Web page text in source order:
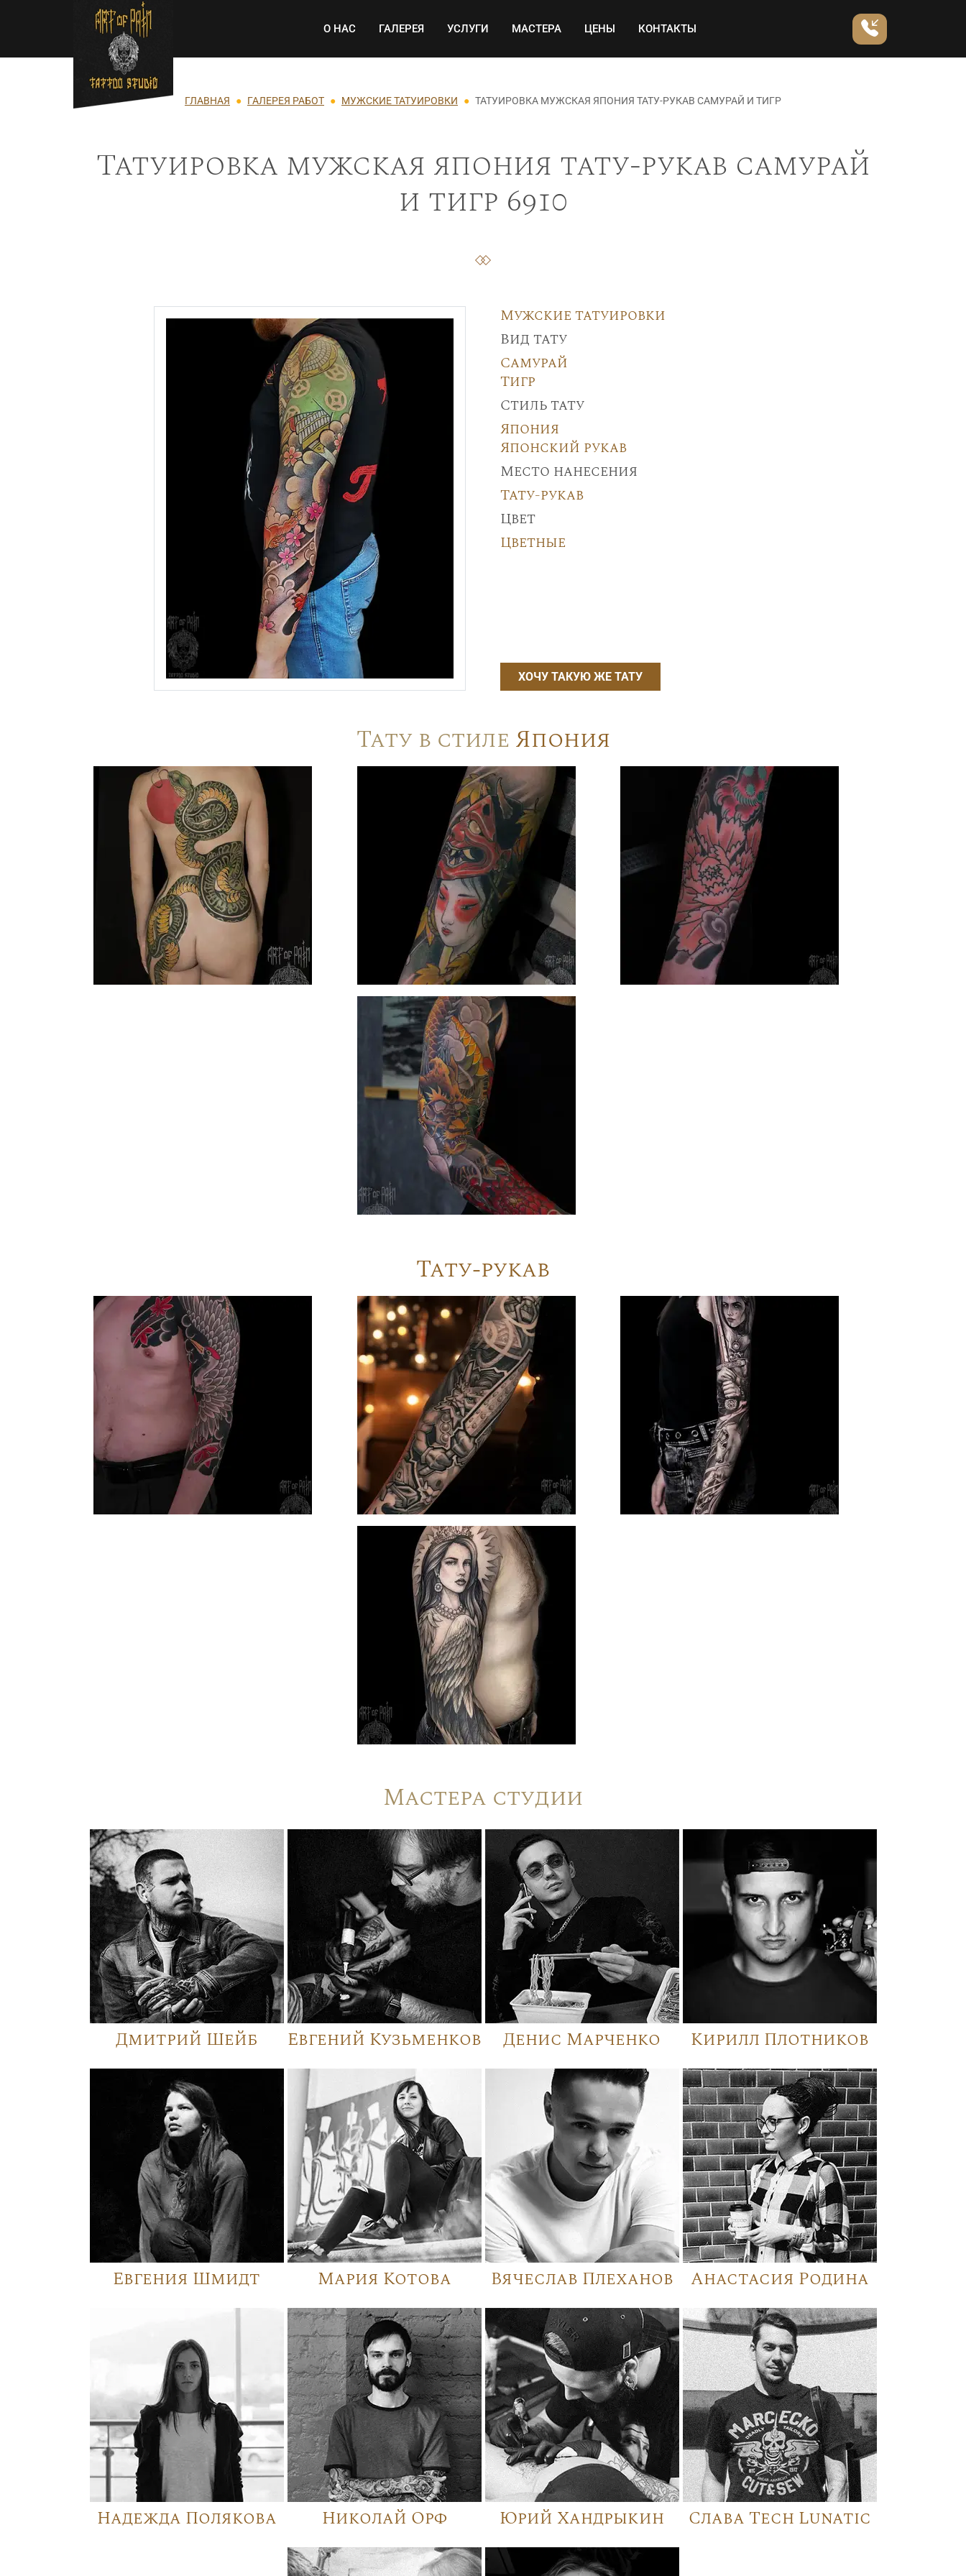
Перейти к основному содержанию Основная навигация
О НАС ГАЛЕРЕЯ УСЛУГИ МАСТЕРА ЦЕНЫ КОНТАКТЫ
Строка навигации
ГЛАВНАЯ ГАЛЕРЕЯ РАБОТ МУЖСКИЕ ТАТУИРОВКИ ТАТУИРОВКА МУЖСКАЯ ЯПОНИЯ ТАТУ-РУКАВ САМУРАЙ И ТИГР
Татуировка мужская япония тату-рукав самурай
и тигр 6910
Мужские татуировки
Вид тату
Самурай
Тигр
Стиль тату
Япония
Японский рукав
Место нанесения
Тату-рукав
Цвет
Цветные
ХОЧУ ТАКУЮ ЖЕ ТАТУ
Тату в стиле Япония
Тату-рукав
Мастера студии
Дмитрий Шейб Евгений Кузьменков Денис Марченко Кирилл Плотников
Евгения Шмидт Мария Котова Вячеслав Плеханов Анастасия Родина
Надежда Полякова Николай Орф Юрий Хандрыкин Слава Tech Lunatic